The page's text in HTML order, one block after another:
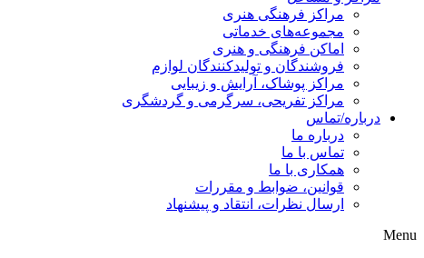
مراکز فرهنگی هنری
مجموعه‌های خدماتی
اماکن فرهنگی و هنری
فروشندگان و تولیدکنندگان لوازم
مراکز پوشاک، آرایش و زیبایی
مراکز تفریحی، سرگرمی و گردشگری
درباره/تماس
درباره ما
تماس با ما
همکاری با ما
قوانین، ضوابط و مقررات
ارسال نظرات، انتقاد و پیشنهاد
Menu